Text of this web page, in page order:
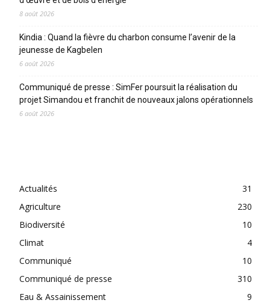
8 août 2026
Kindia : Quand la fièvre du charbon consume l’avenir de la
jeunesse de Kagbelen
6 août 2026
Communiqué de presse : SimFer poursuit la réalisation du
projet Simandou et franchit de nouveaux jalons opérationnels
6 août 2026
Actualités
31
Agriculture
230
Biodiversité
10
Climat
4
Communiqué
10
Communiqué de presse
310
Eau & Assainissement
9